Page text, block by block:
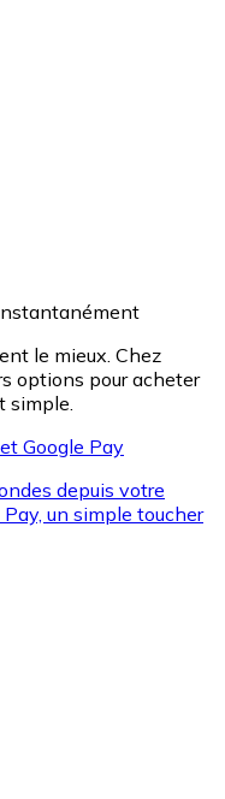
en espèces et d'autres
le mieux. Chez
options pour acheter
simple.
Google Pay
depuis votre
un simple toucher